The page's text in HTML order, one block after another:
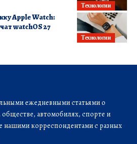
Технологии
Технологии
Apple Watch:
watchOS 27
ежедневными статьями о
автомобилях, спорте и
нашими корреспондентами с разных